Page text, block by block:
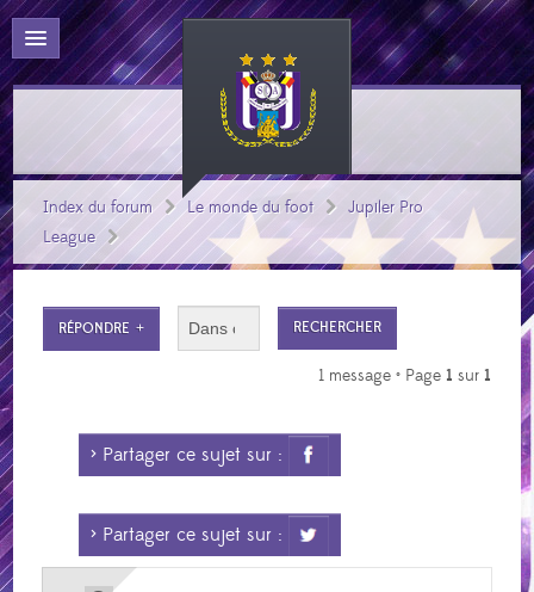
Index du forum Le monde du foot
Jupiler Pro
League
RÉPONDRE
1 message • Page 1 sur 1
> Partager ce sujet sur :
> Partager ce sujet sur :